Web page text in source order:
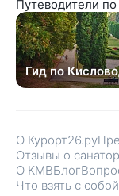
Путеводители
Гид по
О Курорт26.ру
Отзывы о
О КМВБлог
Что взять с